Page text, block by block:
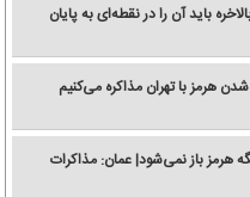
باید آن را در نقطه‌ای به پایان
هرمز با تهران مذاکره می‌کنیم
هرمز باز نمی‌شود| عمان: مذاکرات